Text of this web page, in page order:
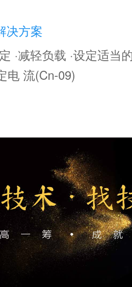
决方案
·减轻负载 ·设定适当
电 流(Cn-09)